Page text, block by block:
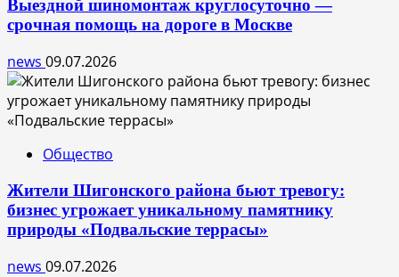
Выездной шиномонтаж круглосуточно —
срочная помощь на дороге в Москве
news 09.07.2026
Общество
Жители Шигонского района бьют тревогу:
бизнес угрожает уникальному памятнику
природы «Подвальские террасы»
news 09.07.2026